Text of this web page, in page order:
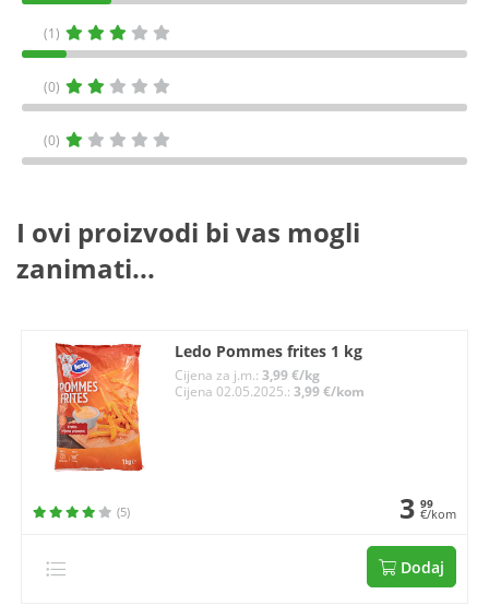
(1)
(0)
(0)
I ovi proizvodi bi vas mogli
zanimati...
Ledo Pommes frites 1 kg
Cijena za j.m.:3,99 €/kg
Cijena 02.05.2025.:3,99 €/kom
(5) 3 99
€/kom
Dodaj